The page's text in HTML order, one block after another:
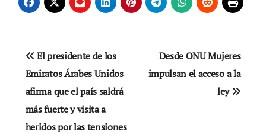
Navegación
de
entradas
El presidente de los
Emiratos Árabes Unidos
afirma que el país saldrá
más fuerte y visita a
heridos por las tensiones
Desde ONU Mujeres
impulsan el acceso a la
ley